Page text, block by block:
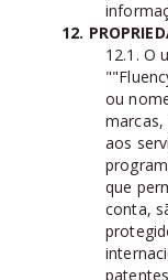
12.
12.1. O
ou
marcas,
aos
que
conta,